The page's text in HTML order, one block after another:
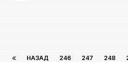
НАЗАД 246 247 248